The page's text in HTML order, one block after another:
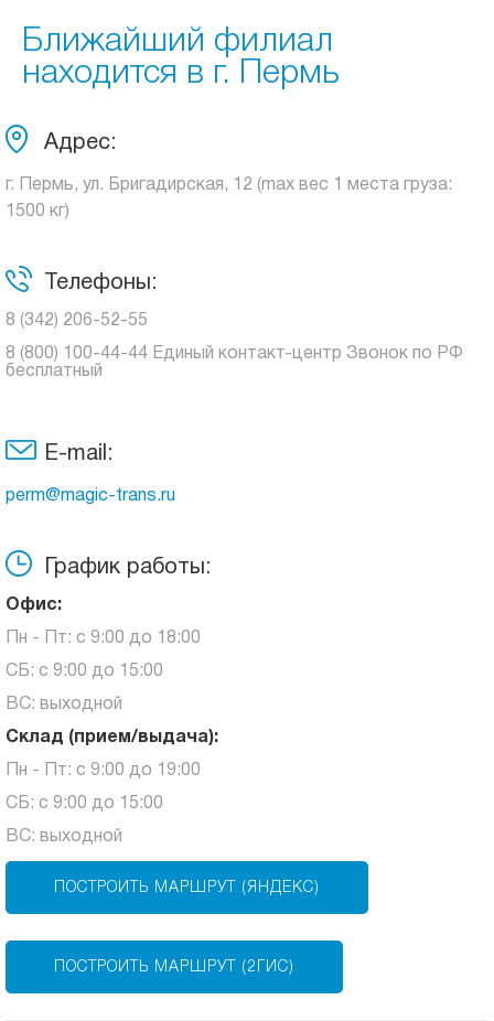
Ближайший филиал
находится в г. Пермь
Адрес:
г. Пермь, ул. Бригадирская, 12 (max вес 1 места груза:
1500 кг)
Телефоны:
8 (342) 206-52-55
8 (800) 100-44-44 Единый контакт-центр Звонок по РФ
бесплатный
E-mail:
perm@magic-trans.ru
График работы:
Офис:
Пн - Пт: с 9:00 до 18:00
СБ: с 9:00 до 15:00
ВС: выходной
Склад (прием/выдача):
Пн - Пт: с 9:00 до 19:00
СБ: с 9:00 до 15:00
ВС: выходной
ПОСТРОИТЬ МАРШРУТ (ЯНДЕКС)
ПОСТРОИТЬ МАРШРУТ (2ГИС)